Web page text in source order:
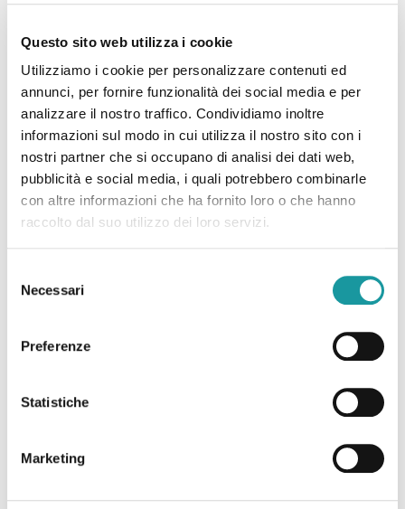
Questo sito web utilizza i cookie
Utilizziamo i cookie per personalizzare contenuti ed
annunci, per fornire funzionalità dei social media e per
analizzare il nostro traffico. Condividiamo inoltre
informazioni sul modo in cui utilizza il nostro sito con i
nostri partner che si occupano di analisi dei dati web,
pubblicità e social media, i quali potrebbero combinarle
con altre informazioni che ha fornito loro o che hanno
raccolto dal suo utilizzo dei loro servizi.
delNecessari
Preferenze
Statistiche
Marketing
Conferenza Stampa #LOTTOANCHIO 2021
Lunedì 01 febbraio alle ore 11.00 ti invitiamo a
prendere parte alla conferenza stampa online di
presentazione di #LOTTOANCHIO 2021, la
campagna di sensibilizzazione e raccolta fondi
Leggi tutto
“L’accoglienza che cura”: con il contributo della